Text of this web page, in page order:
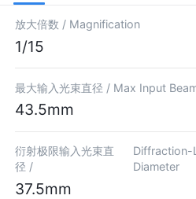
放大倍数 / Magnification
1/15
最大输入光束直径 / Max Input
43.5mm
衍射极限输入光束直
径 /
Diffraction-
Diameter
37.5mm